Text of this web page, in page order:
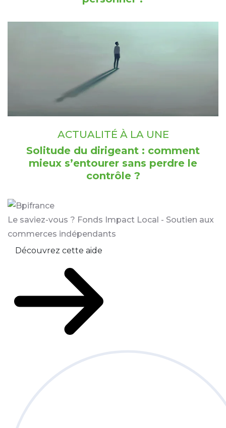
ACTUALITÉ À LA UNE
Solitude du dirigeant : comment
mieux s’entourer sans perdre le
contrôle ?
Le saviez-vous ? Fonds Impact Local - Soutien aux
commerces indépendants
Découvrez cette aide